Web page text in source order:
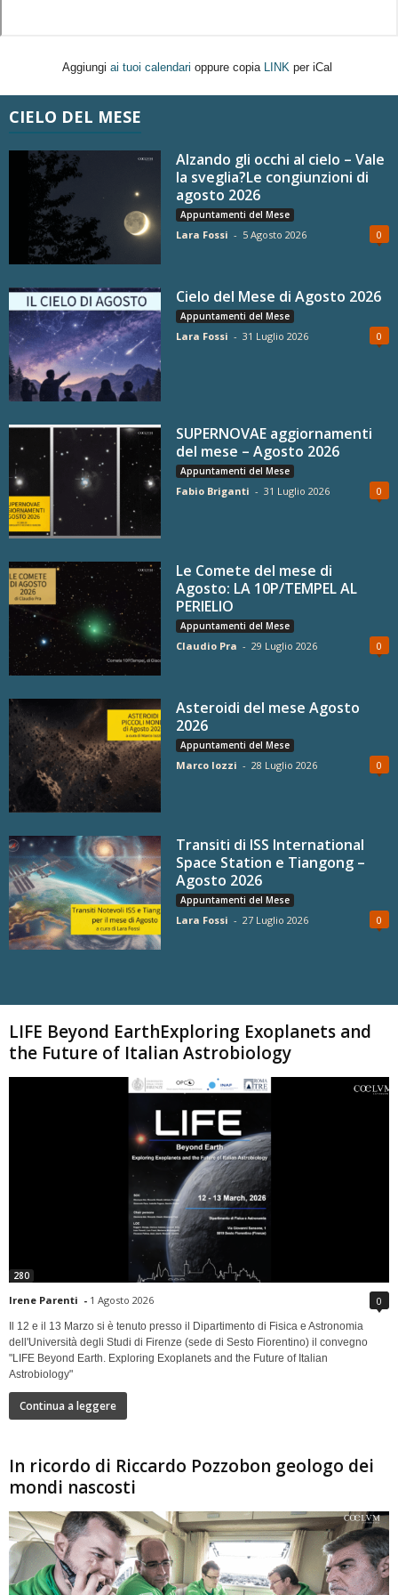
Aggiungi ai tuoi calendari oppure copia LINK per iCal
CIELO DEL MESE
Alzando gli occhi al cielo – Vale
la sveglia?Le congiunzioni di
agosto 2026
Appuntamenti del Mese
Lara Fossi - 5 Agosto 2026 0
Cielo del Mese di Agosto 2026
Appuntamenti del Mese
Lara Fossi - 31 Luglio 2026 0
SUPERNOVAE aggiornamenti
del mese – Agosto 2026
Appuntamenti del Mese
Fabio Briganti - 31 Luglio 2026 0
Le Comete del mese di
Agosto: LA 10P/TEMPEL AL
PERIELIO
Appuntamenti del Mese
Claudio Pra - 29 Luglio 2026 0
Asteroidi del mese Agosto
2026
Appuntamenti del Mese
Marco Iozzi - 28 Luglio 2026 0
Transiti di ISS International
Space Station e Tiangong –
Agosto 2026
Appuntamenti del Mese
Lara Fossi - 27 Luglio 2026 0
LIFE Beyond EarthExploring Exoplanets and
the Future of Italian Astrobiology
280
Irene Parenti - 1 Agosto 2026 0
Il 12 e il 13 Marzo si è tenuto presso il Dipartimento di Fisica e Astronomia
dell'Università degli Studi di Firenze (sede di Sesto Fiorentino) il convegno
"LIFE Beyond Earth. Exploring Exoplanets and the Future of Italian
Astrobiology"
Continua a leggere
In ricordo di Riccardo Pozzobon geologo dei
mondi nascosti